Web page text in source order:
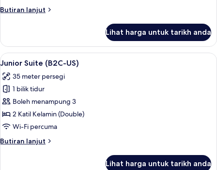
(E)
Butiran lanjut
Butiran
Suite,
Ocean
View
Lihat harga untuk tarikh anda
Lihat
semua
foto
untuk
Junior
Suite
(B2C-
Bar mini, peti besi dalam bilik,
2
Junior Suite (B2C-US)
35 meter persegi
1 bilik tidur
Boleh menampung 3
2 Katil Kelamin (Double)
Wi-Fi percuma
Butiran lanjut
Butiran
Lihat harga untuk tarikh anda